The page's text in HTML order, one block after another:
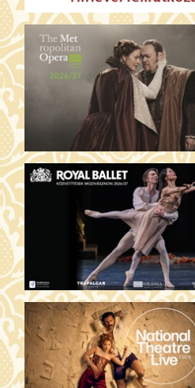
19:00 Díszterem
ODÜSSZEIA (16)
19:30 Csortos terem
MEGHÍVÁS (16)
19:30 Fábri terem
KESERŰ KARÁCSONY (16)
20:00 Törőcsik Mari terem
AZ IDEGEN (16)